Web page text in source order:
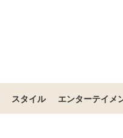
スタイル エンターテイメ